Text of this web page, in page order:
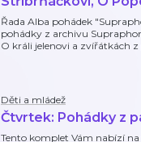
Řada Alba pohádek
pohádky z archivu
O králi jelenovi a zvířátkách
Děti a mládež
Čtvrtek: Pohádky z
Tento komplet Vám nabízí